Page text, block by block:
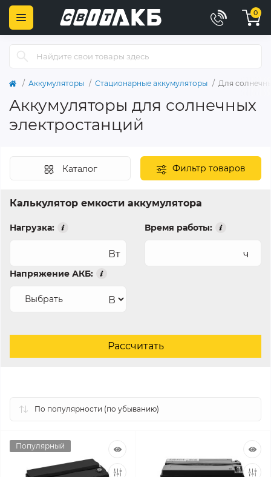
0
Аккумуляторы Стационарные аккумуляторы Для
Аккумуляторы для солнечных
электростанций
Фильтр товаров
Каталог
Калькулятор емкости аккумулятора
Нагрузка:
Вт
Время работы:
ч
Напряжение АКБ:
В
Популярный